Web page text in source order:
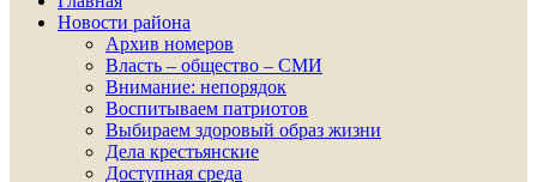
Новости района
Архив номеров
Власть – общество – СМИ
Внимание: непорядок
Воспитываем патриотов
Выбираем здоровый образ жизни
Дела крестьянские
Доступная среда